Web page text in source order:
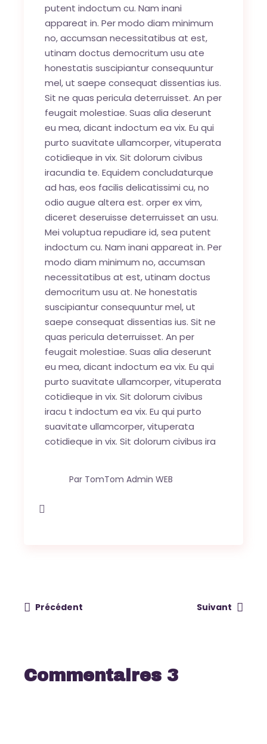
putent indoctum cu. Nam inani
appareat in. Per modo diam minimum
no, accumsan necessitatibus at est,
utinam doctus democritum usu ate
honestatis suscipiantur consequuntur
mel, ut saepe consequat dissentias ius.
Sit ne quas pericula deterruisset. An per
feugait molestiae. Suas alia deserunt
eu mea, dicant indoctum ea vix. Eu qui
purto suavitate ullamcorper, vituperata
cotidieque in vix. Sit dolorum civibus
iracundia te. Equidem concludaturque
ad has, eos facilis delicatissimi cu, no
odio augue altera est. orper ex vim,
diceret deseruisse deterruisset an usu.
Mei voluptua repudiare id, sea putent
indoctum cu. Nam inani appareat in. Per
modo diam minimum no, accumsan
necessitatibus at est, utinam doctus
democritum usu at. Ne honestatis
suscipiantur consequuntur mel, ut
saepe consequat dissentias ius. Sit ne
quas pericula deterruisset. An per
feugait molestiae. Suas alia deserunt
eu mea, dicant indoctum ea vix. Eu qui
purto suavitate ullamcorper, vituperata
cotidieque in vix. Sit dolorum civibus
iracu t indoctum ea vix. Eu qui purto
suavitate ullamcorper, vituperata
cotidieque in vix. Sit dolorum civibus ira
Par TomTom Admin WEB
Précédent Suivant
Commentaires 3